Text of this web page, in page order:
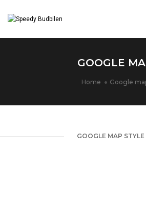
GOOGLE
Home Google
GOOGLE MAP STYLE